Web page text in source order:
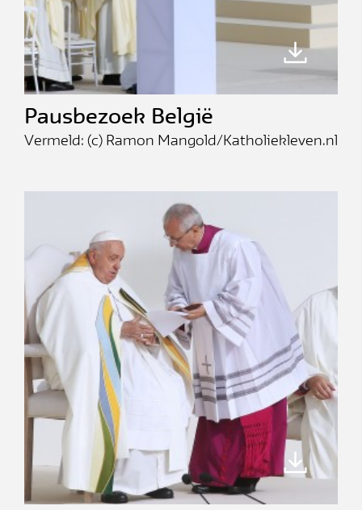
Pausbezoek België
Vermeld: (c) Ramon Mangold/Katholiekleven.nl